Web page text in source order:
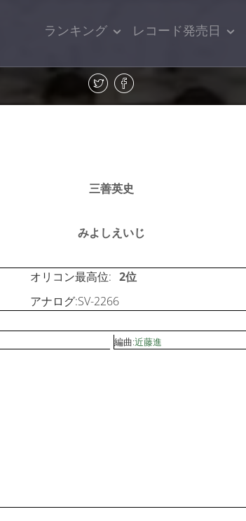
ランキング レコード発売日
三善英史
みよしえいじ
オリコン最高位: 2位
アナログ:SV-2266
編曲:近藤進